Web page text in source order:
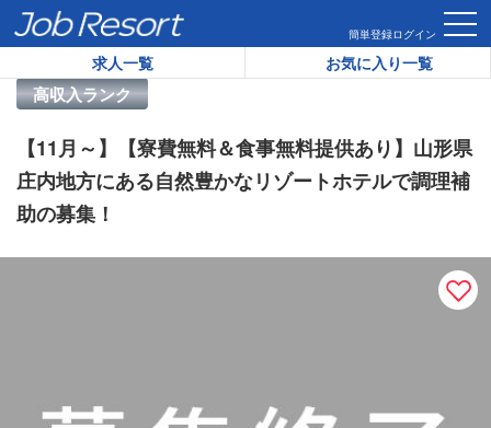
簡単登録ログイン
求人一覧 お気に入り一覧
HOME 求人一覧 【11月～】【寮費無料＆食事無料提供あり
高収入ランク
リゾートバイト求人番号：
【11月～】【寮費無料＆食事無料提供あり】山形県
庄内地方にある自然豊かなリゾートホテルで調理補
助の募集！